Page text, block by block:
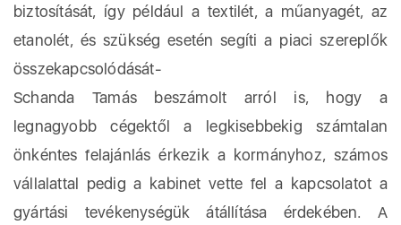
biztosítását, így például a textilét, a műanyagét, az
etanolét, és szükség esetén segíti a piaci szereplők
összekapcsolódását-
Schanda Tamás beszámolt arról is, hogy a
legnagyobb cégektől a legkisebbekig számtalan
önkéntes felajánlás érkezik a kormányhoz, számos
vállalattal pedig a kabinet vette fel a kapcsolatot a
gyártási tevékenységük átállítása érdekében. A